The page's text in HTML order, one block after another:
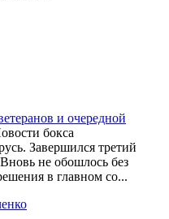
и очередной
Завершился третий
не обошлось без
в главном со...